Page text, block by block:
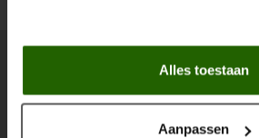
Alles toestaan
Aanpassen